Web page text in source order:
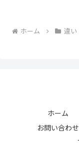
ホーム 違い
ホーム
お問い合わせ